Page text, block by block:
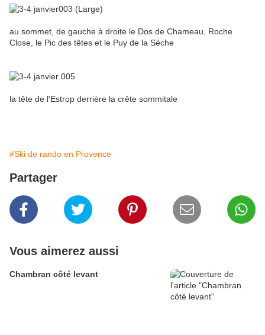
au sommet, de gauche à droite le Dos de Chameau, Roche
Close, le Pic des têtes et le Puy de la Sèche
la tête de l'Estrop derrière la crête sommitale
#Ski de rando en Provence
Partager
Vous aimerez aussi
Chambran côté levant